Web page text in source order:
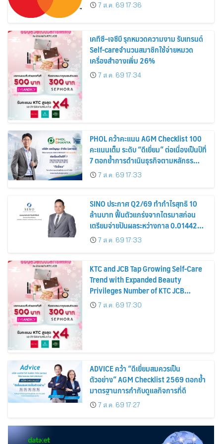
7 ส.ค. 69 17:36
เคทีซี–เจซีบี รุกหมวดความงาม รับเทรนด์
Self-careจำนวนสมาชิกใช้จ่ายหมวด
เครื่องสำอางเพิ่ม 26%
7 ส.ค. 69 17:34
PHOL คว้าคะแนน AGM Checklist 100
คะแนนเต็ม ระดับ “ดีเยี่ยม” ต่อเนื่องเป็นปีที่
7 ตอกย้ำการดำเนินธุรกิจตามหลักธร
รมาภิบาล โปร่งใส สร้างความเชื่อมั่นผู้ถือ
หุ้น
7 ส.ค. 69 17:33
SINO ประกาศ Q2/69 ทำกำไรสุทธิ 10
ล้านบาท ฟื้นตัวแกร่งจากไตรมาสก่อน
เตรียมจ่ายปันผลระหว่างกาล 0.014423
บาทต่อหุ้น ครึ่งปีหลังมุ่งเติบโตต่อเนื่อง
7 ส.ค. 69 17:33
KTC and JCB Tap Growing Self-Care
Trend with Expanded Beauty
Privileges Number of KTC JCB
Cardmembers Spending on
Cosmetics Rises 26%
7 ส.ค. 69 17:30
ADVICE คว้า “ดีเยี่ยมสมควรเป็น
ตัวอย่าง” AGM Checklist 2569 ตอกย้ำ
มาตรฐานการกำกับดูแลกิจการที่ดี
7 ส.ค. 69 17:27